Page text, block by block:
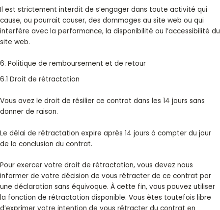
Il est strictement interdit de s’engager dans toute activité qui
cause, ou pourrait causer, des dommages au site web ou qui
interfère avec la performance, la disponibilité ou l’accessibilité du
site web.
6. Politique de remboursement et de retour
6.1 Droit de rétractation
Vous avez le droit de résilier ce contrat dans les 14 jours sans
donner de raison.
Le délai de rétractation expire après 14 jours à compter du jour
de la conclusion du contrat.
Pour exercer votre droit de rétractation, vous devez nous
informer de votre décision de vous rétracter de ce contrat par
une déclaration sans équivoque. À cette fin, vous pouvez utiliser
la fonction de rétractation disponible. Vous êtes toutefois libre